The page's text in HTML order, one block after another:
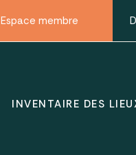
Espace membre
INVENTAIRE DES